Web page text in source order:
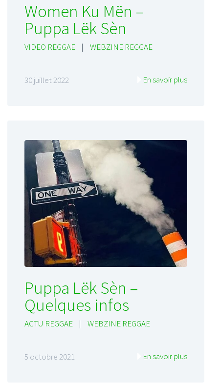
Women Ku Mën –
Puppa Lëk Sèn
VIDEO REGGAE | WEBZINE REGGAE
30 juillet 2022 En savoir plus
Puppa Lëk Sèn –
Quelques infos
ACTU REGGAE | WEBZINE REGGAE
5 octobre 2021 En savoir plus